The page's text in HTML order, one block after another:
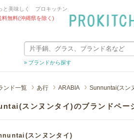
と美味しく プロキッチン
料無料(沖縄県を除く)
» ブランドから探す
ンド一覧 あ行 ARABIA Sunnuntai(スン
スンヌンタイ)のブランドペー
スンヌンタイ)